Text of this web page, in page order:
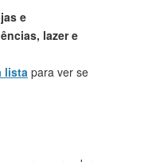
e
lazer e
lista para ver se